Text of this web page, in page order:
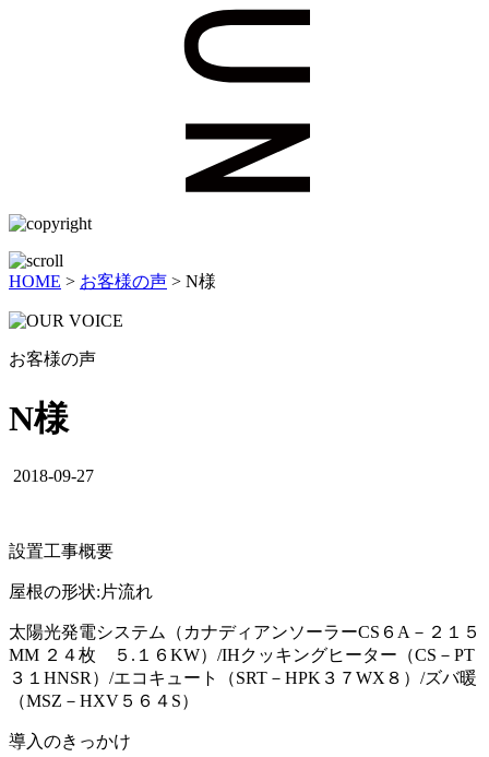
HOME > お客様の声 > N様
お客様の声
N様
2018-09-27
設置工事概要
屋根の形状:片流れ
太陽光発電システム（カナディアンソーラーCS６A－２１５
MM ２４枚 ５.１６KW）/IHクッキングヒーター（CS－PT
３１HNSR）/エコキュート（SRT－HPK３７WX８）/ズバ暖
（MSZ－HXV５６４S）
導入のきっかけ